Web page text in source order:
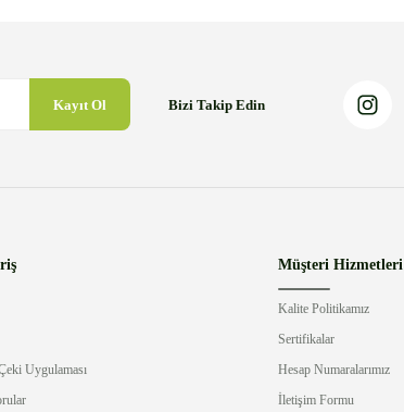
Kayıt Ol Bizi Takip Edin
Uygulaması
Müşteri Hizmetleri
Kalite Politikamız
Sertifikalar
Hesap Numaralarımız
İletişim Formu